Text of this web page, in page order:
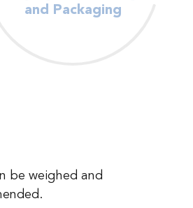
and Packaging
be weighed and